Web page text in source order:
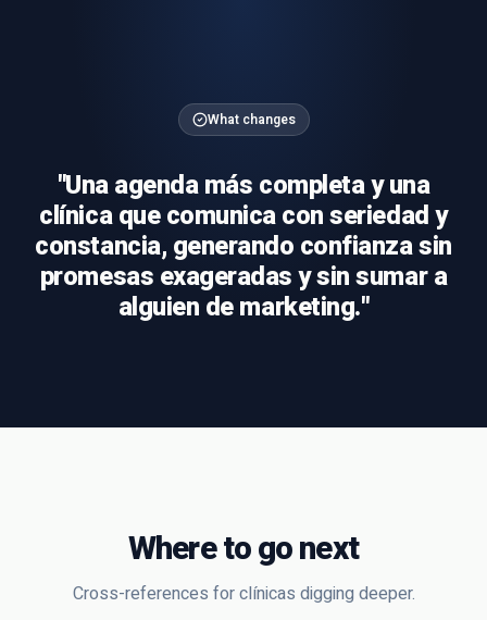
What changes
"Una agenda más completa y una
clínica que comunica con seriedad y
constancia, generando confianza sin
promesas exageradas y sin sumar a
alguien de marketing."
Where to go next
Cross-references forclínicas digging deeper.